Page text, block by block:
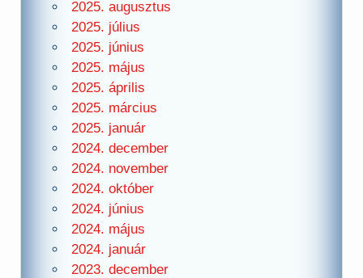
2025. augusztus
2025. július
2025. június
2025. május
2025. április
2025. március
2025. január
2024. december
2024. november
2024. október
2024. június
2024. május
2024. január
2023. december